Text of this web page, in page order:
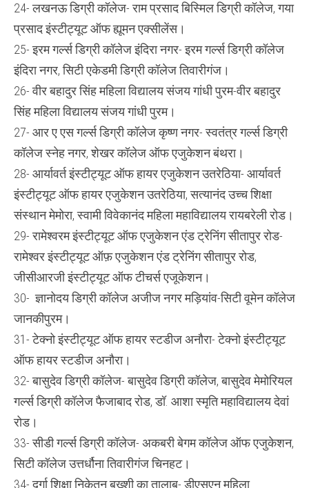
24- लखनऊ डिग्री कॉलेज- राम प्रसाद बिस्मिल डिग्री कॉलेज, गया
प्रसाद इंस्टीट्यूट ऑफ ह्यूमन एक्सीलेंस।
25- इरम गर्ल्स डिग्री कॉलेज इंदिरा नगर- इरम गर्ल्स डिग्री कॉलेज
इंदिरा नगर, सिटी एकेडमी डिग्री कॉलेज तिवारीगंज।
26- वीर बहादुर सिंह महिला विद्यालय संजय गांधी पुरम-वीर बहादुर
सिंह महिला विद्यालय संजय गांधी पुरम।
27- आर ए एस गर्ल्स डिग्री कॉलेज कृष्ण नगर- स्वतंत्र गर्ल्स डिग्री
कॉलेज स्नेह नगर, शेखर कॉलेज ऑफ एजुकेशन बंथरा।
28- आर्यावर्त इंस्टीट्यूट ऑफ हायर एजुकेशन उतरेठिया- आर्यावर्त
इंस्टीट्यूट ऑफ हायर एजुकेशन उतरेठिया, सत्यानंद उच्च शिक्षा
संस्थान मेमोरा, स्वामी विवेकानंद महिला महाविद्यालय रायबरेली रोड।
29- रामेश्वरम इंस्टीट्यूट ऑफ एजुकेशन एंड ट्रेनिंग सीतापुर रोड-
रामेश्वर इंस्टीट्यूट ऑफ़ एजुकेशन एंड ट्रेनिंग सीतापुर रोड,
जीसीआरजी इंस्टीट्यूट ऑफ टीचर्स एजूकेशन।
30- ज्ञानोदय डिग्री कॉलेज अजीज नगर मड़ियांव-सिटी वूमेन कॉलेज
जानकीपुरम।
31- टेक्नो इंस्टीट्यूट ऑफ हायर स्टडीज अनौरा- टेक्नो इंस्टीट्यूट
ऑफ हायर स्टडीज अनौरा।
32- बासुदेव डिग्री कॉलेज- बासुदेव डिग्री कॉलेज, बासुदेव मेमोरियल
गर्ल्स डिग्री कॉलेज फैजाबाद रोड, डॉ. आशा स्मृति महाविद्यालय देवां
रोड।
33- सीडी गर्ल्स डिग्री कॉलेज- अकबरी बेगम कॉलेज ऑफ एजुकेशन,
सिटी कॉलेज उत्तर्धौना तिवारीगंज चिनहट।
34- दुर्गा शिक्षा निकेतन बख्शी का तालाब- डीएसएन महिला